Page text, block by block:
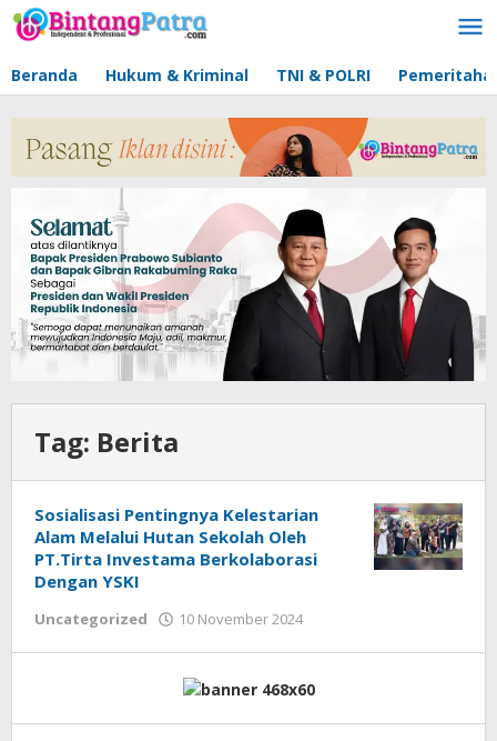
Lewati
ke
Beranda Hukum & Kriminal TNI & POLRI
Tag: Berita
Sosialisasi Pentingnya Kelestarian
Alam Melalui Hutan Sekolah Oleh
PT.Tirta Investama Berkolaborasi
Dengan YSKI
Uncategorized 10 November 2024